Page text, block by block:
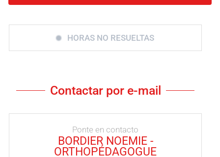
HORAS NO RESUELTAS
Contactar por e-mail
Ponte en contacto
BORDIER NOEMIE -
ORTHOPÉDAGOGUE